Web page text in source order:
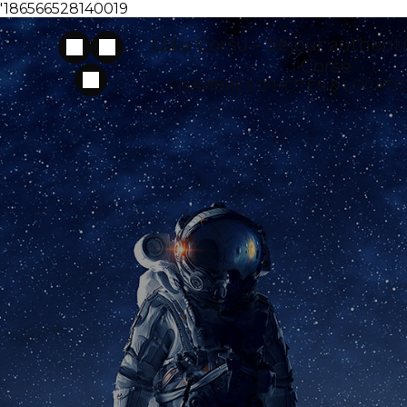
'186566528140019
Latu Corsu – Séjour
Corse
CHAMBRES D’HÔTES &